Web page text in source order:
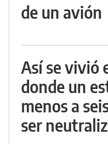
de un avión
Así se vivió
donde un
menos a
ser